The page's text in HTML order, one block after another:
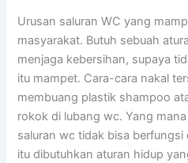
Urusan saluran WC yang
masyarakat. Butuh sebuah
menjaga kebersihan, supaya
itu mampet. Cara-cara nakal
membuang plastik shampoo
rokok di lubang wc. Yang
saluran wc tidak bisa
itu dibutuhkan aturan hidup